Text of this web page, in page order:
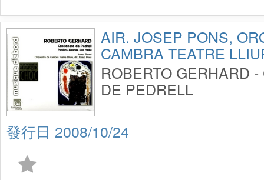
AIR. JOSEP PONS,
CAMBRA TEATRE
ROBERTO GERHARD
DE PEDRELL
2008/10/24